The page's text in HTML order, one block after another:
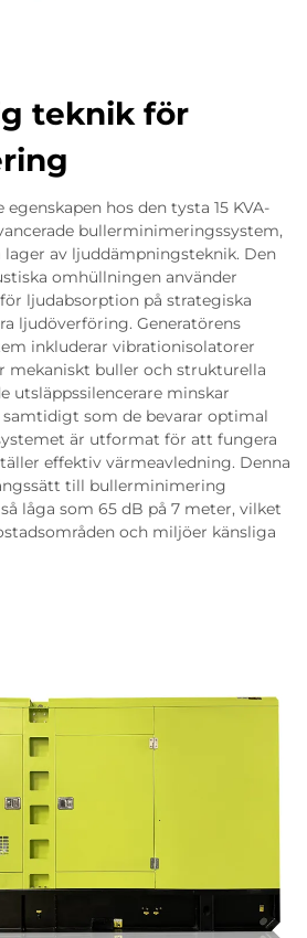
teknik för
hos den tysta 15 KVA-
bullerminimeringssystem,
av ljuddämpningsteknik. Den
omhüllningen använder
ljudabsorption på strategiska
ljudöverföring. Generatörens
inkluderar vibrationisolatorer
mekaniskt buller och strukturella
utsläppssilencerare minskar
som de bevarar optimal
är utformat för att fungera
effektiv värmeavledning. Denna
till bullerminimering
låga som 65 dB på 7 meter, vilket
och miljöer känsliga